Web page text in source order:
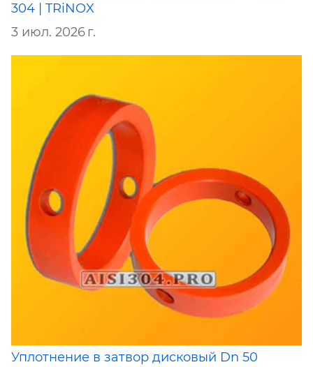
304 | TRiNOX
3 июл. 2026 г.
Уплотнение в затвор дисковый Dn 50